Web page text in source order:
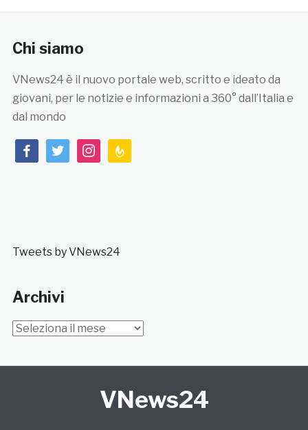
Chi siamo
VNews24 è il nuovo portale web, scritto e ideato da
giovani, per le notizie e informazioni a 360° dall’Italia e
dal mondo
facebooktwitterinstagramfeedburner
Tweets by VNews24
Archivi
Archivi
VNews24